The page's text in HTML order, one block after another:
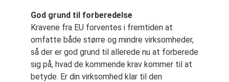
God grund til forberedelse
Kravene fra EU forventes i fremtiden at
omfatte både større og mindre virksomheder,
så der er god grund til allerede nu at forberede
sig på, hvad de kommende krav kommer til at
betyde. Er din virksomhed klar til den